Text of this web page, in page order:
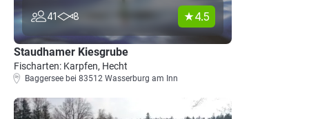
41 8 4.5
Staudhamer Kiesgrube
Fischarten: Karpfen, Hecht
Baggersee bei 83512 Wasserburg am Inn